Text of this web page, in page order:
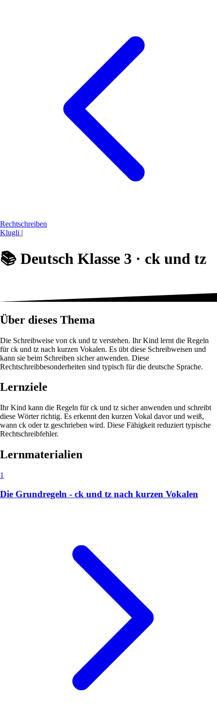
Rechtschreiben
Klugli |
📚 Deutsch Klasse 3 · ck und tz
Über dieses Thema
Die Schreibweise von ck und tz verstehen. Ihr Kind lernt die Regeln
für ck und tz nach kurzen Vokalen. Es übt diese Schreibweisen und
kann sie beim Schreiben sicher anwenden. Diese
Rechtschreibbesonderheiten sind typisch für die deutsche Sprache.
Lernziele
Ihr Kind kann die Regeln für ck und tz sicher anwenden und schreibt
diese Wörter richtig. Es erkennt den kurzen Vokal davor und weiß,
wann ck oder tz geschrieben wird. Diese Fähigkeit reduziert typische
Rechtschreibfehler.
Lernmaterialien
1
Die Grundregeln - ck und tz nach kurzen Vokalen